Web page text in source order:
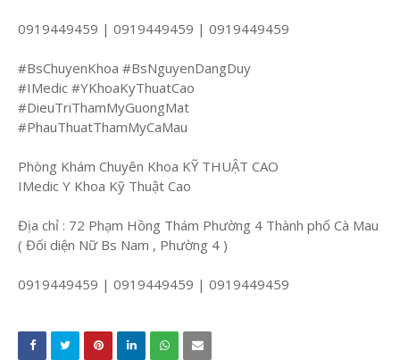
0919449459 | 0919449459 | 0919449459
#BsChuyenKhoa #BsNguyenDangDuy
#IMedic #YKhoaKyThuatCao
#DieuTriThamMyGuongMat
#PhauThuatThamMyCaMau
Phòng Khám Chuyên Khoa KỸ THUẬT CAO
IMedic Y Khoa Kỹ Thuật Cao
Địa chỉ : 72 Phạm Hồng Thám Phường 4 Thành phố Cà Mau
( Đối diện Nữ Bs Nam , Phường 4 )
0919449459 | 0919449459 | 0919449459